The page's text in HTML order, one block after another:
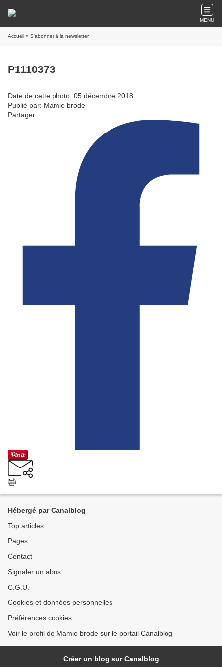
MENU
Accueil » S'abonner à la newsletter
P1110373
Date de cette photo: 05 décembre 2018
Publié par: Mamie brode
Partager
Hébergé par Canalblog
Top articles
Pages
Contact
Signaler un abus
C.G.U.
Cookies et données personnelles
Préférences cookies
Voir le profil de Mamie brode sur le portail Canalblog
Créer un blog sur Canalblog